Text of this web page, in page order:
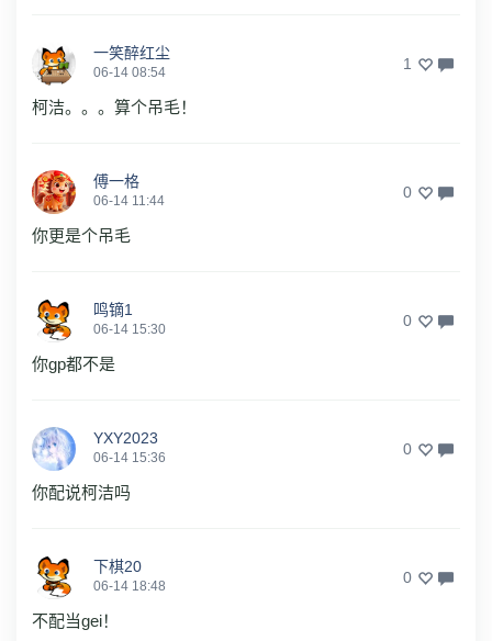
一笑醉红尘
06-14 08:54 1
柯洁。。。算个吊毛！
傅一格
06-14 11:44 0
你更是个吊毛
鸣镝1
06-14 15:30 0
你gp都不是
YXY2023
06-14 15:36 0
你配说柯洁吗
下棋20
06-14 18:48 0
不配当gei！